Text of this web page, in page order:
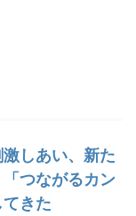
しあい、新た
つながるカン
てきた